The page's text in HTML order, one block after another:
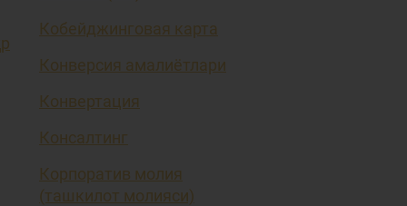
Кобейджинговая карта
Конверсия амалиётлари
Конвертация
Консалтинг
Корпоратив молия
(ташкилот молияси)